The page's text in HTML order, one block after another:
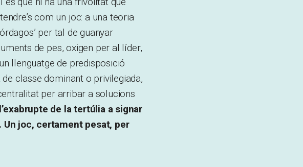
com un joc: a una teoria
per tal de guanyar
de pes, oxigen per al líder,
llenguatge de predisposició
classe dominant o privilegiada,
per arribar a solucions
de la tertúlia a signar
Un joc, certament pesat, per